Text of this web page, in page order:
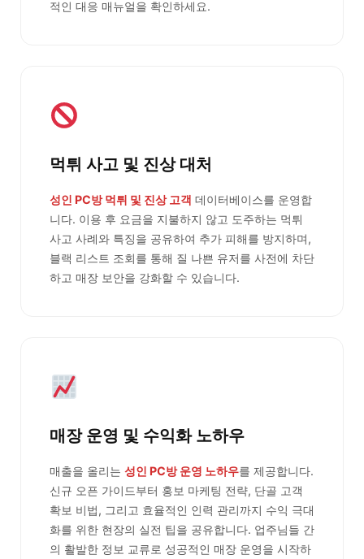
적인 대응 매뉴얼을 확인하세요.
먹튀 사고 및 진상 대처
성인 PC방 먹튀 및 진상 고객 데이터베이스를 운영합
니다. 이용 후 요금을 지불하지 않고 도주하는 먹튀
사고 사례와 특징을 공유하여 추가 피해를 방지하며,
블랙 리스트 조회를 통해 질 나쁜 유저를 사전에 차단
하고 매장 보안을 강화할 수 있습니다.
매장 운영 및 수익화 노하우
매출을 올리는 성인 PC방 운영 노하우를 제공합니다.
신규 오픈 가이드부터 홍보 마케팅 전략, 단골 고객
확보 비법, 그리고 효율적인 인력 관리까지 수익 극대
화를 위한 현장의 실전 팁을 공유합니다. 업주님들 간
의 활발한 정보 교류로 성공적인 매장 운영을 시작하